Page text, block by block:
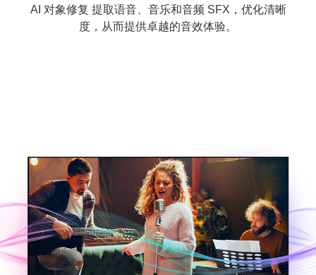
AI 对象修复 提取语音、音乐和音频 SFX，优化清晰
度，从而提供卓越的音效体验。